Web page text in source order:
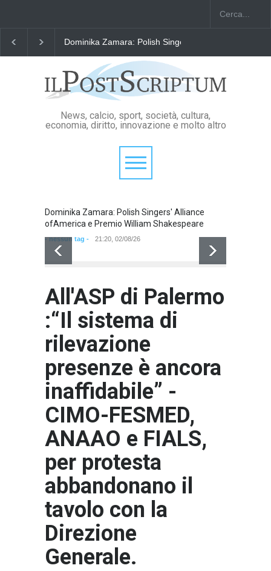
Dominika Zamara: Polish Singers' Alliance ofAmerica e
News, calcio, sport, società, cultura,
economia, diritto, innovazione e molto altro
Dominika Zamara: Polish Singers' Alliance
ofAmerica e Premio William Shakespeare
- nessun tag - 21:20, 02/08/26
All'ASP di Palermo
:“Il sistema di
rilevazione
presenze è ancora
inaffidabile” -
CIMO-FESMED,
ANAAO e FIALS,
per protesta
abbandonano il
tavolo con la
Direzione
Generale.